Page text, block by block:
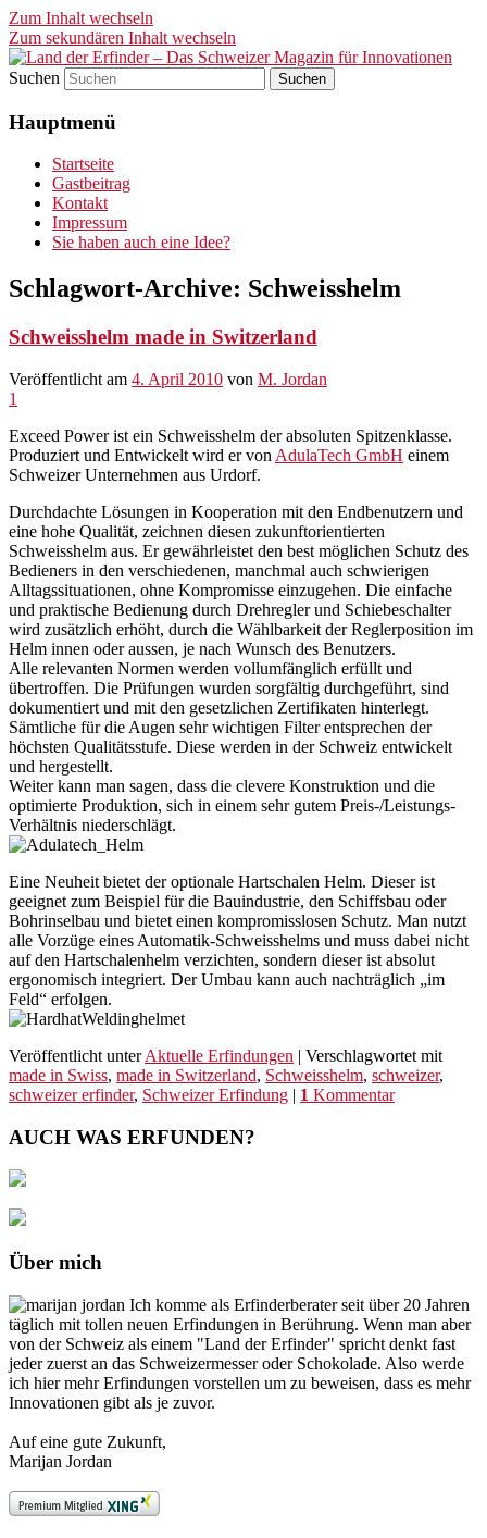
Zum Inhalt wechseln
Zum sekundären Inhalt wechseln
Land der Erfinder – Das
Schweizer Magazin für
Innovationen
Suchen
Hauptmenü
Startseite
Gastbeitrag
Kontakt
Impressum
Sie haben auch eine Idee?
Schlagwort-Archive: Schweisshelm
Schweisshelm made in Switzerland
Veröffentlicht am 4. April 2010 von M. Jordan
1
Exceed Power ist ein Schweisshelm der absoluten Spitzenklasse.
Produziert und Entwickelt wird er von AdulaTech GmbH einem
Schweizer Unternehmen aus Urdorf.
Durchdachte Lösungen in Kooperation mit den Endbenutzern und
eine hohe Qualität, zeichnen diesen zukunftorientierten
Schweisshelm aus. Er gewährleistet den best möglichen Schutz des
Bedieners in den verschiedenen, manchmal auch schwierigen
Alltagssituationen, ohne Kompromisse einzugehen. Die einfache
und praktische Bedienung durch Drehregler und Schiebeschalter
wird zusätzlich erhöht, durch die Wählbarkeit der Reglerposition im
Helm innen oder aussen, je nach Wunsch des Benutzers.
Alle relevanten Normen werden vollumfänglich erfüllt und
übertroffen. Die Prüfungen wurden sorgfältig durchgeführt, sind
dokumentiert und mit den gesetzlichen Zertifikaten hinterlegt.
Sämtliche für die Augen sehr wichtigen Filter entsprechen der
höchsten Qualitätsstufe. Diese werden in der Schweiz entwickelt
und hergestellt.
Weiter kann man sagen, dass die clevere Konstruktion und die
optimierte Produktion, sich in einem sehr gutem Preis-/Leistungs-
Verhältnis niederschlägt.
Eine Neuheit bietet der optionale Hartschalen Helm. Dieser ist
geeignet zum Beispiel für die Bauindustrie, den Schiffsbau oder
Bohrinselbau und bietet einen kompromisslosen Schutz. Man nutzt
alle Vorzüge eines Automatik-Schweisshelms und muss dabei nicht
auf den Hartschalenhelm verzichten, sondern dieser ist absolut
ergonomisch integriert. Der Umbau kann auch nachträglich „im
Feld“ erfolgen.
Veröffentlicht unter Aktuelle Erfindungen | Verschlagwortet mit
made in Swiss, made in Switzerland, Schweisshelm, schweizer,
schweizer erfinder, Schweizer Erfindung | 1 Kommentar
AUCH WAS ERFUNDEN?
Über mich
Ich komme als Erfinderberater seit über 20 Jahren
täglich mit tollen neuen Erfindungen in Berührung. Wenn man aber
von der Schweiz als einem "Land der Erfinder" spricht denkt fast
jeder zuerst an das Schweizermesser oder Schokolade. Also werde
ich hier mehr Erfindungen vorstellen um zu beweisen, dass es mehr
Innovationen gibt als je zuvor.
Auf eine gute Zukunft,
Marijan Jordan